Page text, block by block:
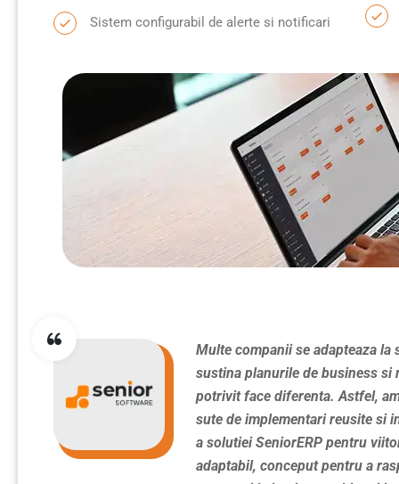
Sistem configurabil de alerte si notificari
Multe companii se adapteaza
sustina planurile de business si
potrivit face diferenta. Astfel,
sute de implementari reusite si
a solutiei SeniorERP pentru
adaptabil, conceput pentru a